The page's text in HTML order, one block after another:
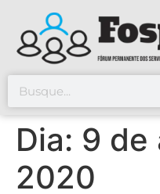
Dia: 9 de
2020